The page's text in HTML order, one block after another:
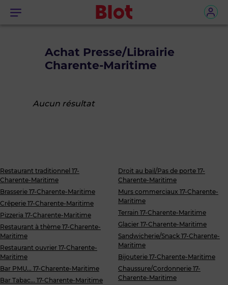
Menu
Achat Presse/Librairie
Charente-Maritime
Aucun résultat
Restaurant traditionnel 17-
Charente-Maritime
Brasserie 17-Charente-Maritime
Crêperie 17-Charente-Maritime
Pizzeria 17-Charente-Maritime
Restaurant à thème 17-Charente-
Maritime
Restaurant ouvrier 17-Charente-
Maritime
Bar PMU... 17-Charente-Maritime
Bar Tabac... 17-Charente-Maritime
Droit au bail/Pas de porte 17-
Charente-Maritime
Murs commerciaux 17-Charente-
Maritime
Terrain 17-Charente-Maritime
Glacier 17-Charente-Maritime
Sandwicherie/Snack 17-Charente-
Maritime
Bijouterie 17-Charente-Maritime
Chaussure/Cordonnerie 17-
Charente-Maritime